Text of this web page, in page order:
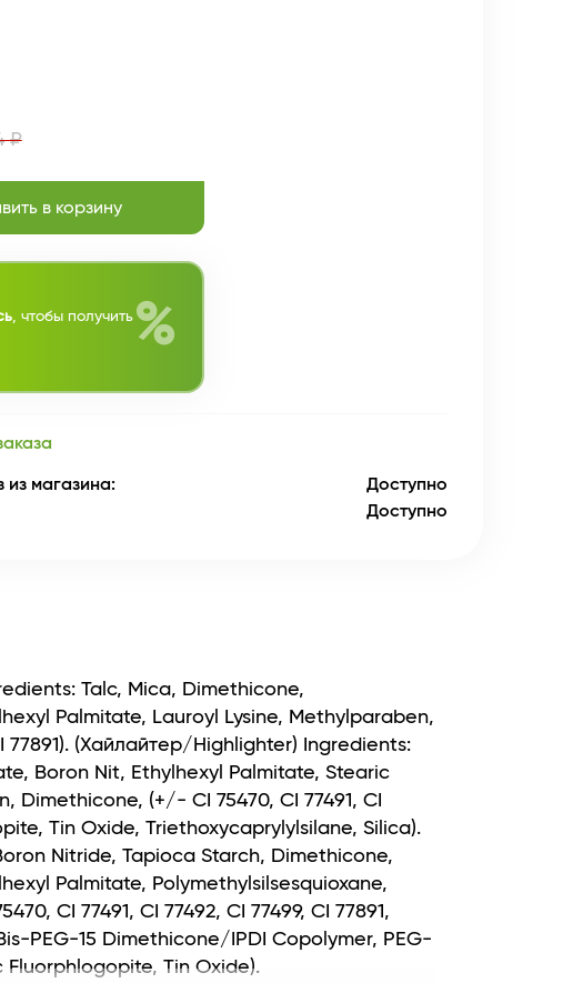
₽
в корзину
, чтобы получить %
магазина:
Доступно
Доступно
Talc, Mica, Dimethicone,
Palmitate, Lauroyl Lysine, Methylparaben,
77891). (Хайлайтер/Highlighter) Ingredients:
Boron Nit, Ethylhexyl Palmitate, Stearic
(+/- CI 75470, CI 77491, CI
Tin Oxide, Triethoxycaprylylsilane, Silica).
Nitride, Tapioca Starch, Dimethicone,
Palmitate, Polymethylsilsesquioxane,
CI 77491, CI 77492, CI 77499, CI 77891,
PEG-15 Dimethicone/IPDI Copolymer, PEG-
Fluorphlogopite, Tin Oxide).